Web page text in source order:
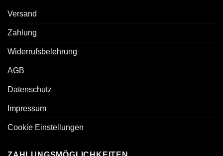
Versand
Zahlung
Widerrufsbelehrung
AGB
Datenschutz
Impressum
Cookie Einstellungen